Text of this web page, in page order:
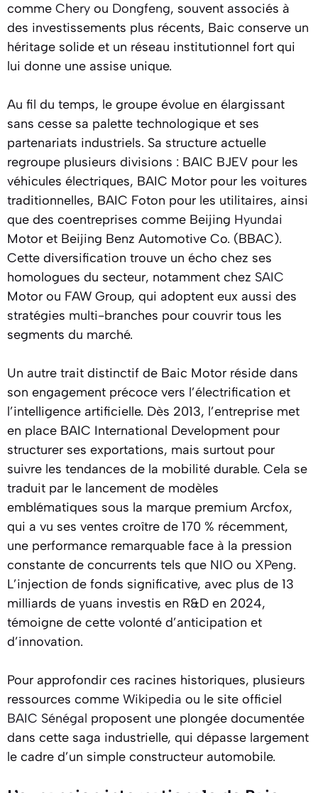
comme Chery ou Dongfeng, souvent associés à
des investissements plus récents, Baic conserve un
héritage solide et un réseau institutionnel fort qui
lui donne une assise unique.
Au fil du temps, le groupe évolue en élargissant
sans cesse sa palette technologique et ses
partenariats industriels. Sa structure actuelle
regroupe plusieurs divisions : BAIC BJEV pour les
véhicules électriques, BAIC Motor pour les voitures
traditionnelles, BAIC Foton pour les utilitaires, ainsi
que des coentreprises comme Beijing Hyundai
Motor et Beijing Benz Automotive Co. (BBAC).
Cette diversification trouve un écho chez ses
homologues du secteur, notamment chez SAIC
Motor ou FAW Group, qui adoptent eux aussi des
stratégies multi-branches pour couvrir tous les
segments du marché.
Un autre trait distinctif de Baic Motor réside dans
son engagement précoce vers l’électrification et
l’intelligence artificielle. Dès 2013, l’entreprise met
en place BAIC International Development pour
structurer ses exportations, mais surtout pour
suivre les tendances de la mobilité durable. Cela se
traduit par le lancement de modèles
emblématiques sous la marque premium Arcfox,
qui a vu ses ventes croître de 170 % récemment,
une performance remarquable face à la pression
constante de concurrents tels que NIO ou XPeng.
L’injection de fonds significative, avec plus de 13
milliards de yuans investis en R&D en 2024,
témoigne de cette volonté d’anticipation et
d’innovation.
Pour approfondir ces racines historiques, plusieurs
ressources comme Wikipedia ou le site officiel
BAIC Sénégal proposent une plongée documentée
dans cette saga industrielle, qui dépasse largement
le cadre d’un simple constructeur automobile.